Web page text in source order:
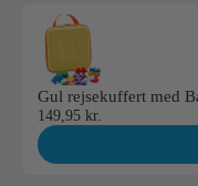
Use the Previous and
Gul rejsekuffert med
149,95 kr.